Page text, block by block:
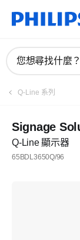
您想尋找什麼？
Q-Line 系列
Signage
Q-Line 顯示器
65BDL3650Q/96